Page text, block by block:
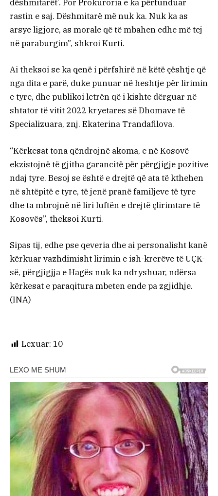
dëshmitarët’. Por Prokuroria e ka përfunduar
rastin e saj. Dëshmitarë më nuk ka. Nuk ka as
arsye ligjore, as morale që të mbahen edhe më tej
në paraburgim”, shkroi Kurti.
Ai theksoi se ka qenë i përfshirë në këtë çështje që
nga dita e parë, duke punuar në heshtje për lirimin
e tyre, dhe publikoi letrën që i kishte dërguar në
shtator të vitit 2022 kryetares së Dhomave të
Specializuara, znj. Ekaterina Trandafilova.
“Kërkesat tona qëndrojnë akoma, e në Kosovë
ekzistojnë të gjitha garancitë për përgjigje pozitive
ndaj tyre. Besoj se është e drejtë që ata të kthehen
në shtëpitë e tyre, të jenë pranë familjeve të tyre
dhe ta mbrojnë në liri luftën e drejtë çlirimtare të
Kosovës”, theksoi Kurti.
Sipas tij, edhe pse qeveria dhe ai personalisht kanë
kërkuar vazhdimisht lirimin e ish-krerëve të UÇK-
së, përgjigjja e Hagës nuk ka ndryshuar, ndërsa
kërkesat e paraqitura mbeten ende pa zgjidhje.
(INA)
Lexuar: 10